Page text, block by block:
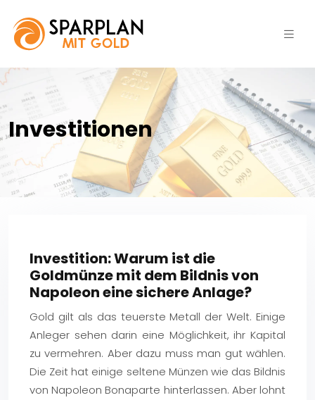
Investitionen
Investition: Warum ist die
Goldmünze mit dem Bildnis von
Napoleon eine sichere Anlage?
Gold gilt als das teuerste Metall der Welt. Einige
Anleger sehen darin eine Möglichkeit, ihr Kapital
zu vermehren. Aber dazu muss man gut wählen.
Die Zeit hat einige seltene Münzen wie das Bildnis
von Napoleon Bonaparte hinterlassen. Aber lohnt